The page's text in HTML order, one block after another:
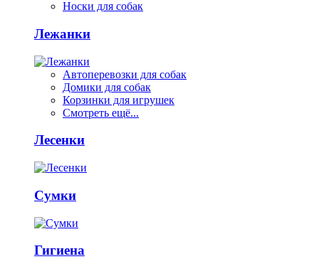
Носки для собак
Лежанки
Автоперевозки для собак
Домики для собак
Корзинки для игрушек
Смотреть ещё...
Лесенки
Сумки
Гигиена